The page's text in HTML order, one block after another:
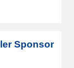
Sponsor